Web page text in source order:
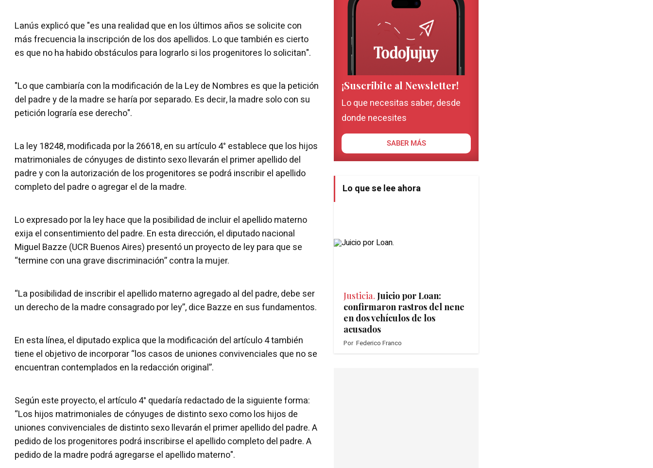
Lanús explicó que "es una realidad que en los últimos años se solicite con
más frecuencia la inscripción de los dos apellidos. Lo que también es cierto
es que no ha habido obstáculos para lograrlo si los progenitores lo solicitan".
"Lo que cambiaría con la modificación de la Ley de Nombres es que la petición
del padre y de la madre se haría por separado. Es decir, la madre solo con su
petición lograría ese derecho".
La ley 18248, modificada por la 26618, en su artículo 4° establece que los hijos
matrimoniales de cónyuges de distinto sexo llevarán el primer apellido del
padre y con la autorización de los progenitores se podrá inscribir el apellido
completo del padre o agregar el de la madre.
Lo expresado por la ley hace que la posibilidad de incluir el apellido materno
exija el consentimiento del padre. En esta dirección, el diputado nacional
Miguel Bazze (UCR Buenos Aires) presentó un proyecto de ley para que se
“termine con una grave discriminación” contra la mujer.
“La posibilidad de inscribir el apellido materno agregado al del padre, debe ser
un derecho de la madre consagrado por ley”, dice Bazze en sus fundamentos.
En esta línea, el diputado explica que la modificación del artículo 4 también
tiene el objetivo de incorporar “los casos de uniones convivenciales que no se
encuentran contemplados en la redacción original”.
Según este proyecto, el artículo 4° quedaría redactado de la siguiente forma:
“Los hijos matrimoniales de cónyuges de distinto sexo como los hijos de
uniones convivenciales de distinto sexo llevarán el primer apellido del padre. A
pedido de los progenitores podrá inscribirse el apellido completo del padre. A
pedido de la madre podrá agregarse el apellido materno".
¡Suscribite al Newsletter!
Lo que necesitas saber, desde
donde necesites
SABER MÁS
Lo que se lee ahora
Justicia. Juicio por Loan:
confirmaron rastros del nene
en dos vehículos de los
acusados
Por Federico Franco